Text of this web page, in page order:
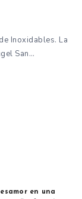
Inoxidables. La
San…
en una